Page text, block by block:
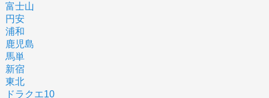
富士山
円安
浦和
鹿児島
馬単
新宿
東北
ドラクエ10